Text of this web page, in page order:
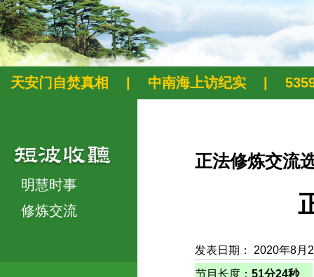
天安门自焚真相 中南海上访纪实
明慧时事
修炼交流
正法修炼交流
发表日期： 2020年8月
节目长度： 51分24秒